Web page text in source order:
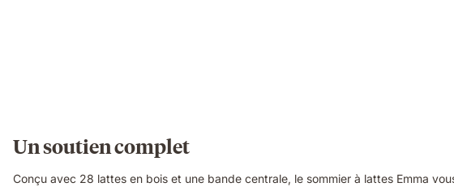
Un soutien complet
Conçu avec 28 lattes en bois et une bande centrale, le sommier à lattes Emma